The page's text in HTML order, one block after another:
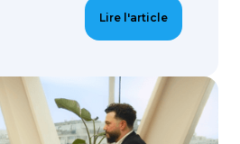
Lire l'article